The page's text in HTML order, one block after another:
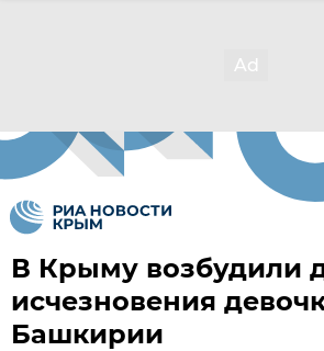
В Крыму возбудили
исчезновения
Башкирии